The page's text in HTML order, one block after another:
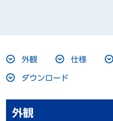
外観 仕様
ダウンロード
外観